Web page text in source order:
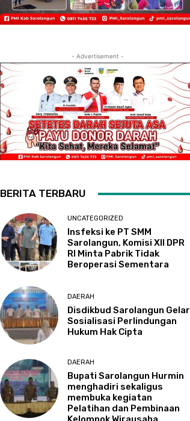
- Advertisement -
BERITA TERBARU
UNCATEGORIZED
Insfeksi ke PT SMM
Sarolangun, Komisi XII DPR
RI Minta Pabrik Tidak
Beroperasi Sementara
DAERAH
Disdikbud Sarolangun Gelar
Sosialisasi Perlindungan
Hukum Hak Cipta
DAERAH
Bupati Sarolangun Hurmin
menghadiri sekaligus
membuka kegiatan
Pelatihan dan Pembinaan